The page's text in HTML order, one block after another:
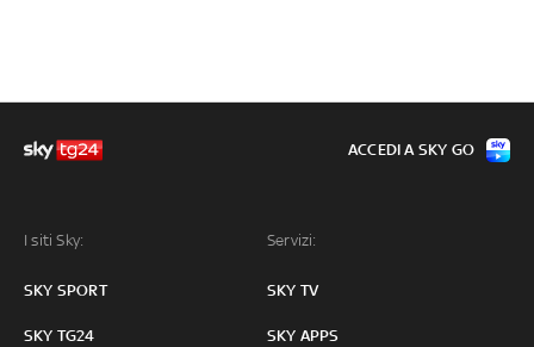
I siti Sky:
SKY SPORT
SKY TG24
Servizi:
SKY TV
SKY APPS
ACCEDI A SKY GO